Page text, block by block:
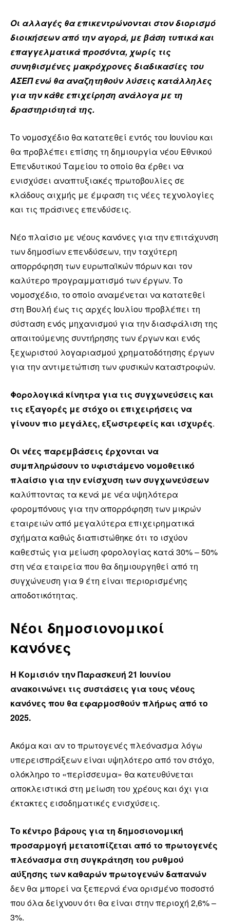
Οι αλλαγές θα επικεντρώνονται στον διορισμό
διοικήσεων από την αγορά, με βάση τυπικά και
επαγγελματικά προσόντα, χωρίς τις
συνηθισμένες μακρόχρονες διαδικασίες του
ΑΣΕΠ ενώ θα αναζητηθούν λύσεις κατάλληλες
για την κάθε επιχείρηση ανάλογα με τη
δραστηριότητά της.
Το νομοσχέδιο θα κατατεθεί εντός του Ιουνίου και
θα προβλέπει επίσης τη δημιουργία νέου Εθνικού
Επενδυτικού Ταμείου το οποίο θα έρθει να
ενισχύσει αναπτυξιακές πρωτοβουλίες σε
κλάδους αιχμής με έμφαση τις νέες τεχνολογίες
και τις πράσινες επενδύσεις.
Νέο πλαίσιο με νέους κανόνες για την επιτάχυνση
των δημοσίων επενδύσεων, την ταχύτερη
απορρόφηση των ευρωπαϊκών πόρων και τον
καλύτερο προγραμματισμό των έργων. Το
νομοσχέδιο, το οποίο αναμένεται να κατατεθεί
στη Βουλή έως τις αρχές Ιουλίου προβλέπει τη
σύσταση ενός μηχανισμού για την διασφάλιση της
απαιτούμενης συντήρησης των έργων και ενός
ξεχωριστού λογαριασμού χρηματοδότησης έργων
για την αντιμετώπιση των φυσικών καταστροφών.
Φορολογικά κίνητρα για τις συγχωνεύσεις και
τις εξαγορές με στόχο οι επιχειρήσεις να
γίνουν πιο μεγάλες, εξωστρεφείς και ισχυρές.
Οι νέες παρεμβάσεις έρχονται να
συμπληρώσουν το υφιστάμενο νομοθετικό
πλαίσιο για την ενίσχυση των συγχωνεύσεων
καλύπτοντας τα κενά με νέα υψηλότερα
φορομπόνους για την απορρόφηση των μικρών
εταιρειών από μεγαλύτερα επιχειρηματικά
σχήματα καθώς διαπιστώθηκε ότι το ισχύον
καθεστώς για μείωση φορολογίας κατά 30% – 50%
στη νέα εταιρεία που θα δημιουργηθεί από τη
συγχώνευση για 9 έτη είναι περιορισμένης
αποδοτικότητας.
Νέοι δημοσιονομικοί
κανόνες
Η Κομισιόν την Παρασκευή 21 Ιουνίου
ανακοινώνει τις συστάσεις για τους νέους
κανόνες που θα εφαρμοσθούν πλήρως από το
2025.
Ακόμα και αν το πρωτογενές πλεόνασμα λόγω
υπερεισπράξεων είναι υψηλότερο από τον στόχο,
ολόκληρο το «περίσσευμα» θα κατευθύνεται
αποκλειστικά στη μείωση του χρέους και όχι για
έκτακτες εισοδηματικές ενισχύσεις.
Το κέντρο βάρους για τη δημοσιονομική
προσαρμογή μετατοπίζεται από το πρωτογενές
πλεόνασμα στη συγκράτηση του ρυθμού
αύξησης των καθαρών πρωτογενών δαπανών
δεν θα μπορεί να ξεπερνά ένα ορισμένο ποσοστό
που όλα δείχνουν ότι θα είναι στην περιοχή 2,6% –
3%.